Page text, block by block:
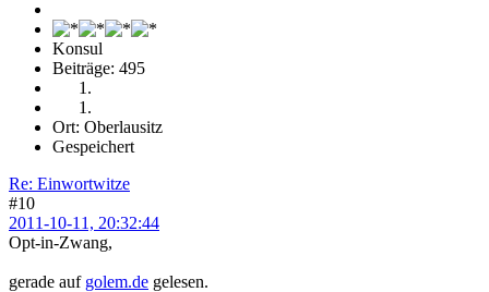
Konsul
Beiträge: 495
Ort: Oberlausitz
Gespeichert
Re: Einwortwitze
#10
2011-10-11, 20:32:44
Opt-in-Zwang,
gerade auf golem.de gelesen.